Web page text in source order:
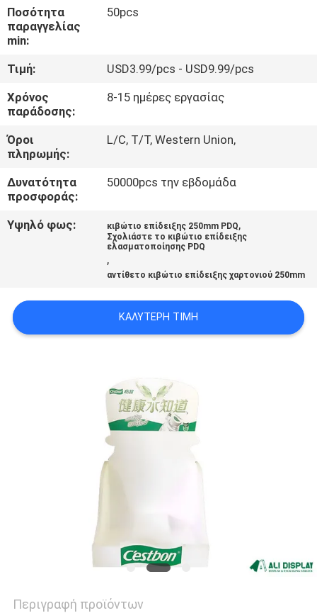
ΠΟΙΟΤΙΚΌΣ
ΈΛΕΓΧΟΣ
ΜΑΣ
ΕΛΆΤΕ
ΣΕ
ΕΠΑΦΉ
ΜΕ
ΖΗΤΉΣΤΕ
ΑΠΌΣΠΑΣΜΑ
SITEMAP
Ποσότητα
παραγγελίας
min:
50pcs
Τιμή:
USD3.99/pcs - USD9.99/pcs
Χρόνος
παράδοσης:
8-15 ημέρες εργασίας
Όροι
πληρωμής:
L/C, T/T, Western Union,
Δυνατότητα
προσφοράς:
50000pcs την εβδομάδα
Υψηλό φως: κιβώτιο επίδειξης 250mm PDQ,
Σχολιάστε το κιβώτιο επίδειξης
ελασματοποίησης PDQ
,
αντίθετο κιβώτιο επίδειξης χαρτονιού 250mm
ΚΑΛΎΤΕΡΗ ΤΙΜΉ
Περιγραφή προϊόντων